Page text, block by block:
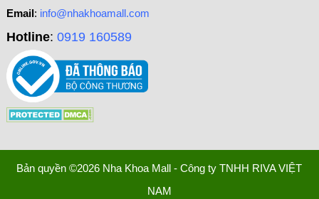
Email: info@nhakhoamall.com
Hotline: 0919 160589
Bản quyền ©2026 Nha Khoa Mall - Công ty TNHH RIVA VIỆT
NAM